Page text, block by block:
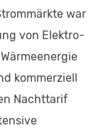
war
von Elektro-
kommerziell
Nachttarif